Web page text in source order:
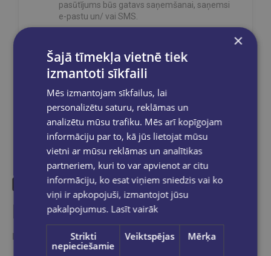
pasūtījums būs gatavs saņemšanai, saņemsi
e-pastu un/ vai SMS.
Dalies sociālajos tīklos:
Līdzīgas preces
Ieskaties, varbūt noder
×
Šajā tīmekļa vietnē tiek
izmantoti sīkfaili
Mēs izmantojam sīkfailus, lai
personalizētu saturu, reklāmas un
analizētu mūsu trafiku. Mēs arī kopīgojam
informāciju par to, kā jūs lietojat mūsu
vietni ar mūsu reklāmas un analītikas
partneriem, kuri to var apvienot ar citu
informāciju, ko esat viņiem sniedzis vai ko
viņi ir apkopojuši, izmantojot jūsu
pakalpojumus. Lasīt vairāk
Strikti
nepieciešamie
Veiktspējas Mērķa